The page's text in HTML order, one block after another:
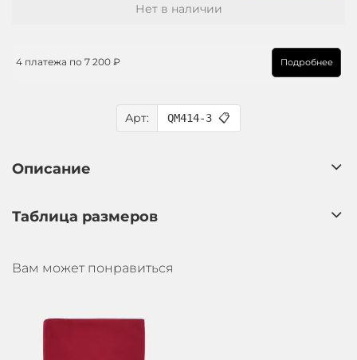
Арт: QM414-3 📋
Нет в наличии
4 платежа по 7 200 ₽ Подробнее
Описание
Таблица размеров
Вам может понравиться